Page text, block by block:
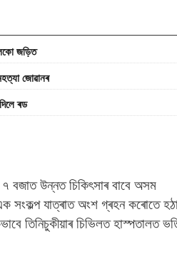
জড়িত
জোৱানৰ
ৰড
বজাত উন্নত চিকিৎসাৰ বাবে অসম
সংকল্প যাত্ৰাত অংশ গ্ৰহন কৰোতে
তিনিচুকীয়াৰ চিভিলত হাস্পতালত